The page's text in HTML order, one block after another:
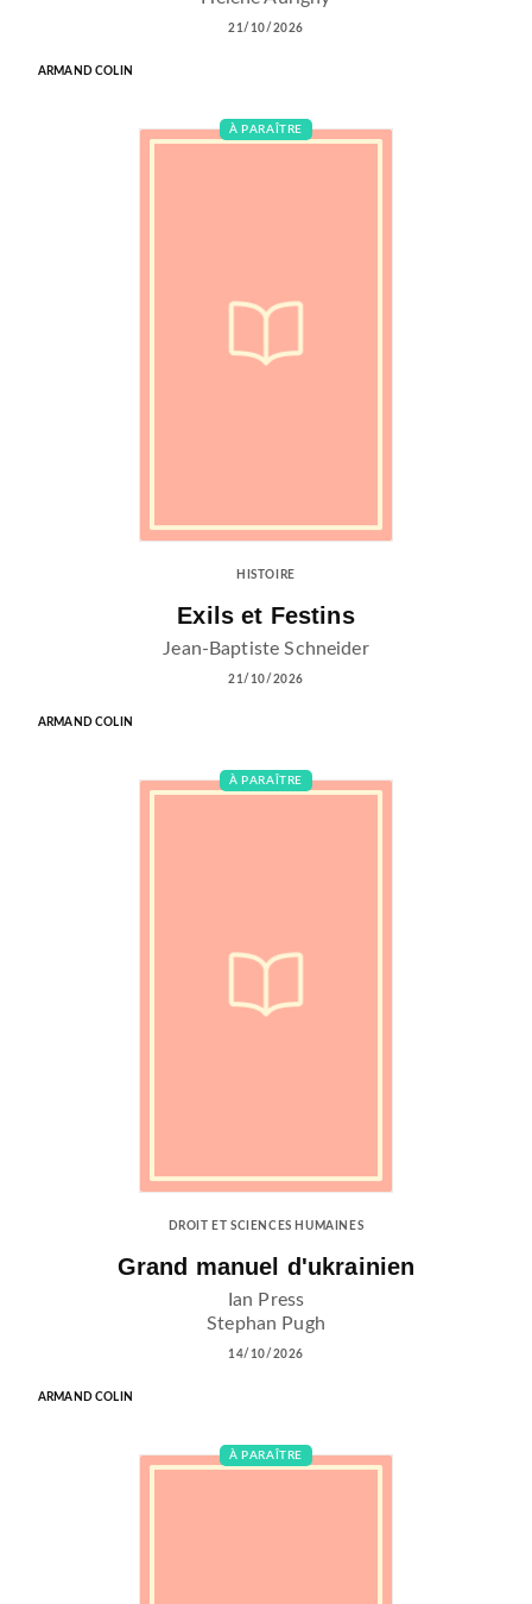
21/10/2026
ARMAND COLIN
À PARAÎTRE
HISTOIRE
Exils et Festins
Jean-Baptiste Schneider
21/10/2026
ARMAND COLIN
À PARAÎTRE
DROIT ET SCIENCES HUMAINES
Grand manuel d'ukrainien
Ian Press
Stephan Pugh
14/10/2026
ARMAND COLIN
À PARAÎTRE